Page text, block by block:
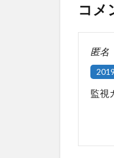
コメ
匿名
監視